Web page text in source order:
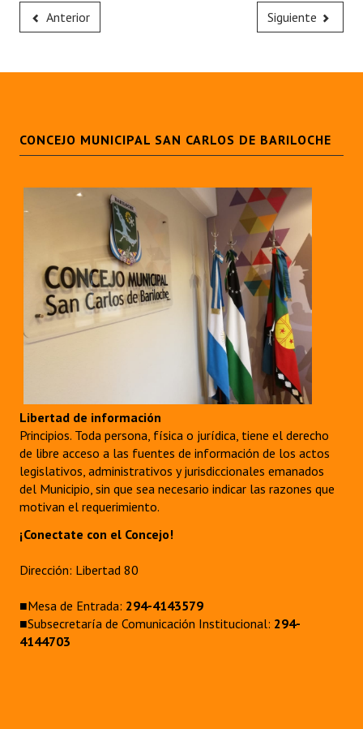
Anterior Siguiente
CONCEJO MUNICIPAL SAN CARLOS DE BARILOCHE
Libertad de información
Principios. Toda persona, física o jurídica, tiene el derecho
de libre acceso a las fuentes de información de los actos
legislativos, administrativos y jurisdiccionales emanados
del Municipio, sin que sea necesario indicar las razones que
motivan el requerimiento.
¡Conectate con el Concejo!
Dirección: Libertad 80
■Mesa de Entrada: 294-4143579
■Subsecretaría de Comunicación Institucional: 294-
4144703